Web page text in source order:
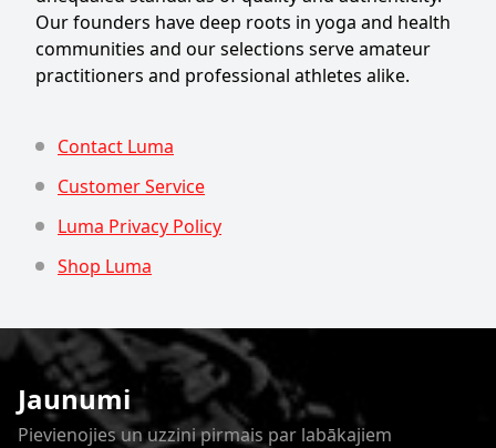
Our founders have deep roots in yoga and health
communities and our selections serve amateur
practitioners and professional athletes alike.
Contact Luma
Customer Service
Luma Privacy Policy
Shop Luma
Jaunumi
Pievienojies un uzzini pirmais par labākajiem